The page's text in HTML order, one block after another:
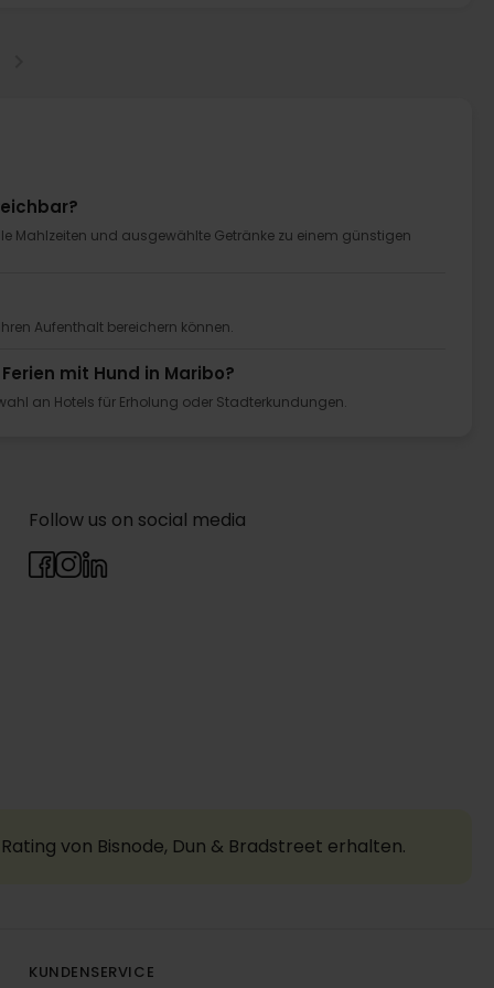
Mahlzeiten und ausgewählte Getränke zu einem günstigen
Aufenthalt bereichern können.
mit Hund in Maribo?
an Hotels für Erholung oder Stadterkundungen.
Follow us on social media
von Bisnode, Dun & Bradstreet erhalten.
KUNDENSERVICE